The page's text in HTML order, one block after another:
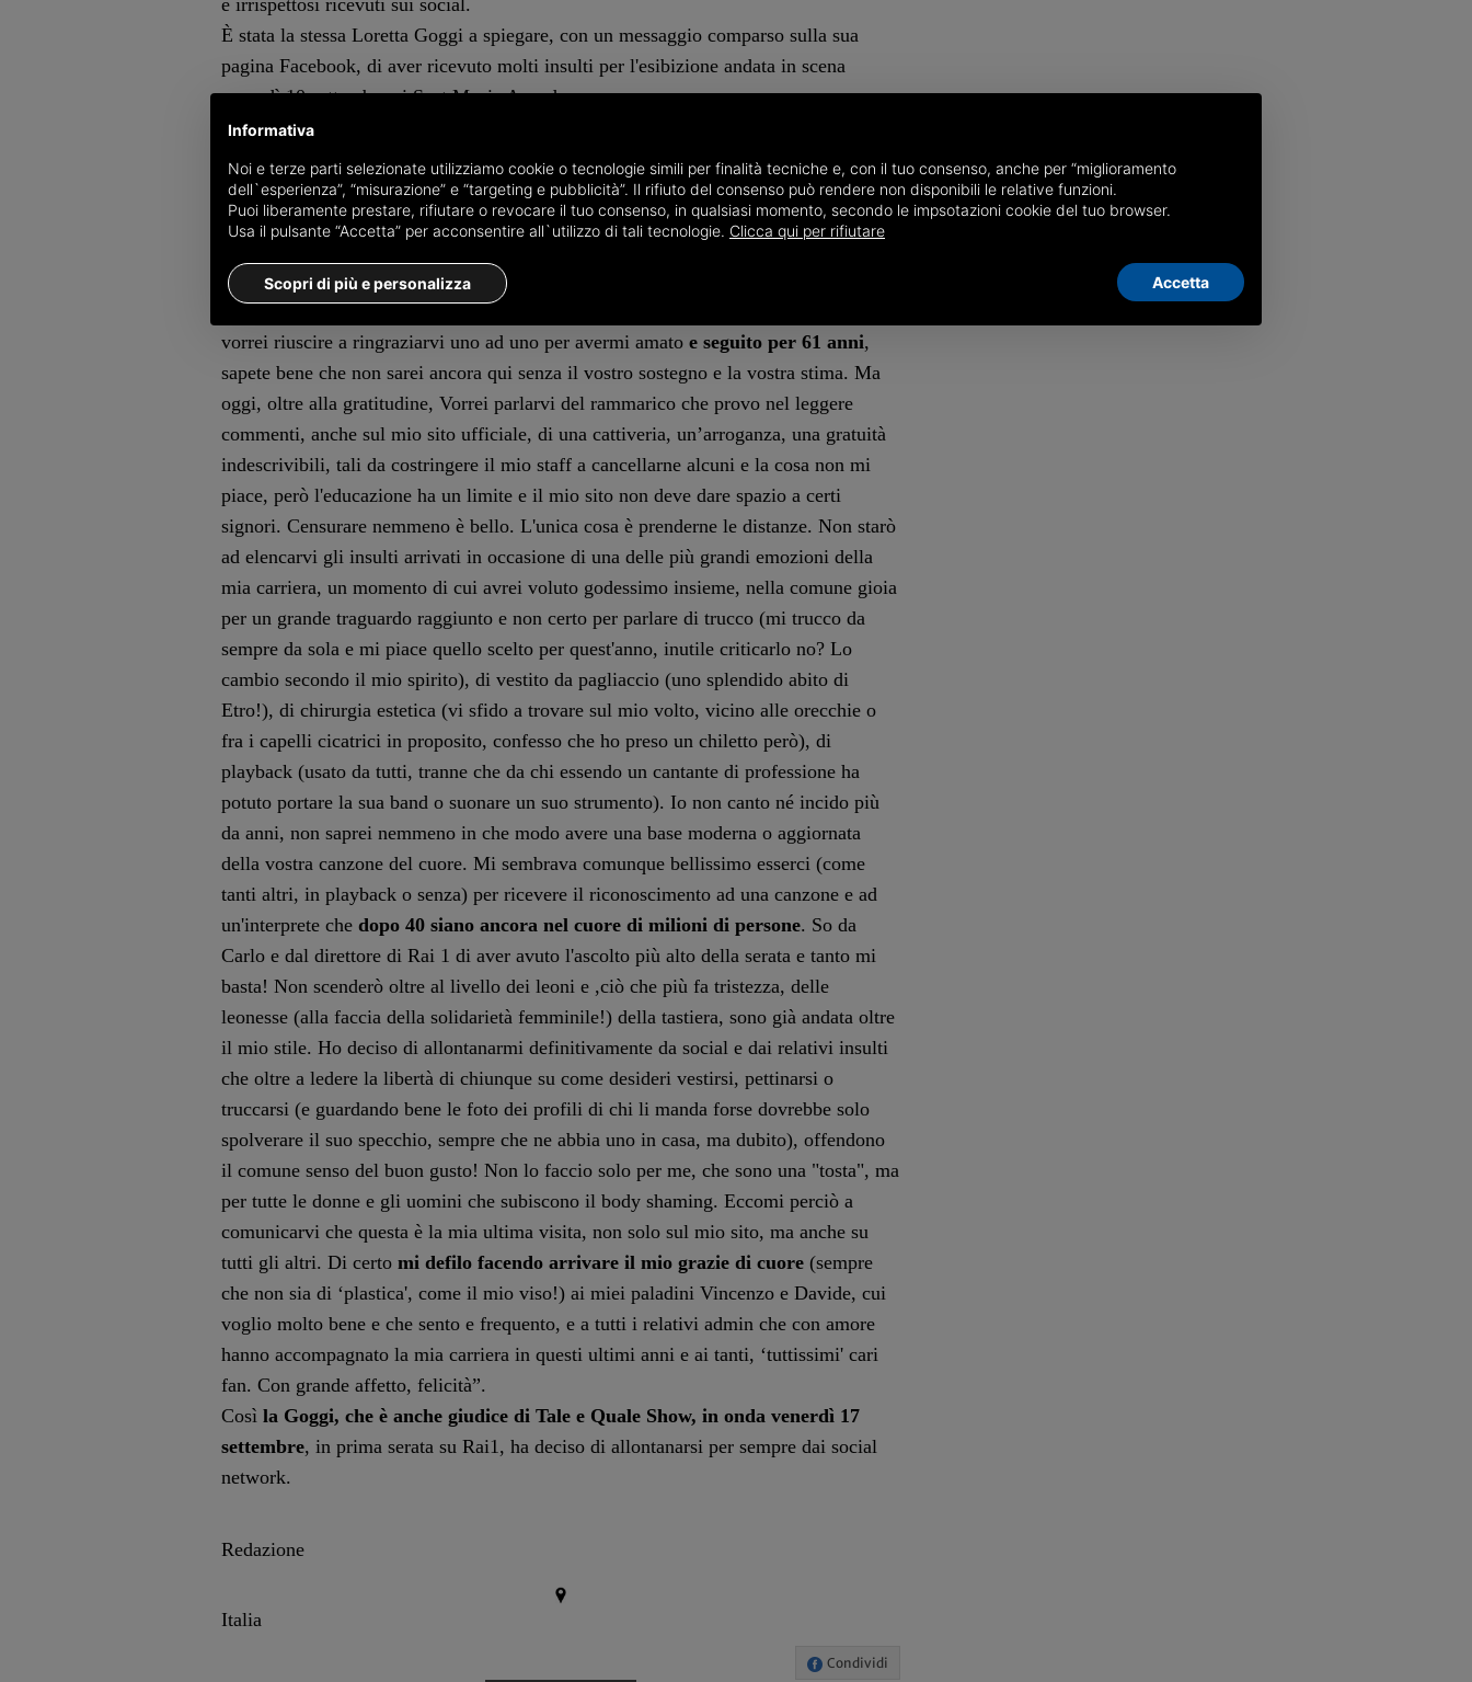
e irrispettosi ricevuti sui social.
È stata la stessa Loretta Goggi a spiegare, con un messaggio comparso sulla sua
pagina Facebook, di aver ricevuto molti insulti per l'esibizione andata in scena
venerdì 10 settembre ai Seat Music Awards.
Le critiche ricevute da Loretta Goggi non sono state specificate nel dettaglio,
l’artista ha fatto solo riferimento a generici
insulti arrivati sul suo conto in merito
al look, nonché alla scelta di cantare in playback Maledetta Primavera . Critiche
che tuttavia l'hanno profondamente turbata a livello emotivo e portata a prendere la
Questo il suo messaggio:
vorrei riuscire a ringraziarvi uno ad uno per avermi amato e seguito per 61 anni,
sapete bene che non sarei ancora qui senza il vostro sostegno e la vostra stima. Ma
oggi, oltre alla gratitudine, Vorrei parlarvi del rammarico che provo nel leggere
commenti, anche sul mio sito ufficiale, di una cattiveria, un’arroganza, una gratuità
indescrivibili, tali da costringere il mio staff a cancellarne alcuni e la cosa non mi
piace, però l'educazione ha un limite e il mio sito non deve dare spazio a certi
signori. Censurare nemmeno è bello. L'unica cosa è prenderne le distanze. Non starò
ad elencarvi gli insulti arrivati in occasione di una delle più grandi emozioni della
mia carriera, un momento di cui avrei voluto godessimo insieme, nella comune gioia
per un grande traguardo raggiunto e non certo per parlare di trucco (mi trucco da
sempre da sola e mi piace quello scelto per quest'anno, inutile criticarlo no? Lo
cambio secondo il mio spirito), di vestito da pagliaccio (uno splendido abito di
Etro!), di chirurgia estetica (vi sfido a trovare sul mio volto, vicino alle orecchie o
fra i capelli cicatrici in proposito, confesso che ho preso un chiletto però), di
playback (usato da tutti, tranne che da chi essendo un cantante di professione ha
potuto portare la sua band o suonare un suo strumento). Io non canto né incido più
da anni, non saprei nemmeno in che modo avere una base moderna o aggiornata
della vostra canzone del cuore. Mi sembrava comunque bellissimo esserci (come
tanti altri, in playback o senza) per ricevere il riconoscimento ad una canzone e ad
un'interprete che dopo 40 siano ancora nel cuore di milioni di persone. So da
Carlo e dal direttore di Rai 1 di aver avuto l'ascolto più alto della serata e tanto mi
basta! Non scenderò oltre al livello dei leoni e ,ciò che più fa tristezza, delle
leonesse (alla faccia della solidarietà femminile!) della tastiera, sono già andata oltre
il mio stile. Ho deciso di allontanarmi definitivamente da social e dai relativi insulti
che oltre a ledere la libertà di chiunque su come desideri vestirsi, pettinarsi o
truccarsi (e guardando bene le foto dei profili di chi li manda forse dovrebbe solo
spolverare il suo specchio, sempre che ne abbia uno in casa, ma dubito), offendono
il comune senso del buon gusto! Non lo faccio solo per me, che sono una "tosta", ma
per tutte le donne e gli uomini che subiscono il body shaming. Eccomi perciò a
comunicarvi che questa è la mia ultima visita, non solo sul mio sito, ma anche su
tutti gli altri. Di certo mi defilo facendo arrivare il mio grazie di cuore (sempre
che non sia di ‘plastica', come il mio viso!) ai miei paladini Vincenzo e Davide, cui
voglio molto bene e che sento e frequento, e a tutti i relativi admin che con amore
hanno accompagnato la mia carriera in questi ultimi anni e ai tanti, ‘tuttissimi' cari
fan. Con grande affetto, felicità”.
Così la Goggi, che è anche giudice di Tale e Quale Show, in onda venerdì 17
settembre, in prima serata su Rai1, ha deciso di allontanarsi per sempre dai social
network.
Redazione
Italia
Condividi
Informativa
Noi e terze parti selezionate utilizziamo cookie o tecnologie simili per finalità tecniche e, con il tuo consenso, anche per “miglioramento
dell`esperienza”, “misurazione” e “targeting e pubblicità”. Il rifiuto del consenso può rendere non disponibili le relative funzioni.
Puoi liberamente prestare, rifiutare o revocare il tuo consenso, in qualsiasi momento, secondo le impsotazioni cookie del tuo browser.
Usa il pulsante “Accetta” per acconsentire all`utilizzo di tali tecnologie. Clicca qui per rifiutare
Scopri di più e personalizza Accetta